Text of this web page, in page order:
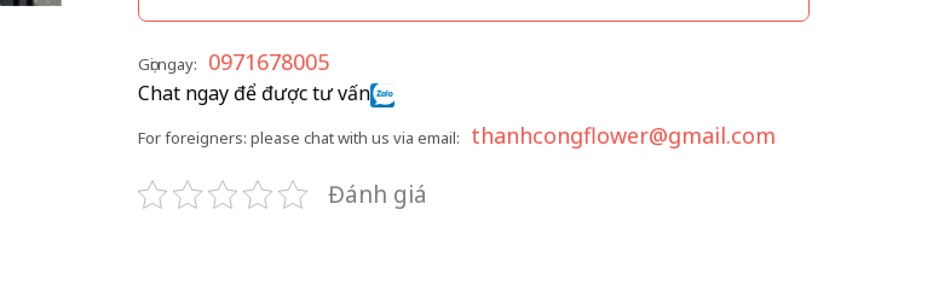
Gọi ngay: 0971678005
Chat ngay để được tư vấn
For foreigners: please chat with us via email: thanhcongflower@gmail.com
Đánh giá